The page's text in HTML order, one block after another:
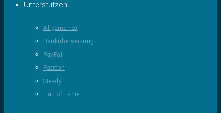
Unterstützen
Allgemeines
Banküberweisung
PayPal
Patreon
Steady
Hall of Fame